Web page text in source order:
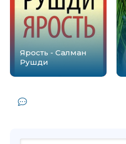
Ярость - Салман
Рушди